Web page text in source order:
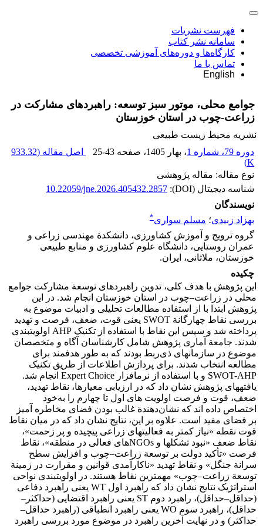
فهرست نشریات
سامانه نشر کتاب
کارگاه‌ها و دوره‌های آموزشی تخصصی
تماس با ما
English
جوامع محلی، موتور سبز توسعه: راهبردهای مشارکت در
زراعت-چوب در استان خوزستان
نشریه محیط زیست طبیعی
دوره 79، شماره 1
، بهار 1405 ، صفحه 25-43 اصل مقاله (933.32
K
)
نوع مقاله: مقاله پژوهشی
شناسه دیجیتال (DOI):
10.22059/jne.2026.405432.2857
نویسندگان
بهزاد زبیدی؛ مسلم سواری*
گروه ترویج و آموزش کشاورزی، دانشکدة مهندسی زراعی و
عمران روستایی، دانشگاه علوم کشاورزی و منابع طبیعی
خوزستان، ملاثانی، ایران.
چکیده
این پژوهش با هدف کلی، تدوین راهبردهای توسعة مشارکت جوامع
محلی در زراعت–چوب در استان خوزستان انجام شد. در این
پژوهش ابتدا با از استفاده مطالعات تحلیلی و ادبیات موضوع به
بررسی نقاط چهارگانة SWOT یعنی قوت، ضعف، فرصت و تهدید
پرداخته شد و سپس این نقاط با استفاده از تکنیک AHP اولویت‏بندی
شدند. جامعة آماری پژوهش شامل کارشناسان آگاه و متخصصان
موضوع در سازمان‏های ذی‌ربط بودند که به‏ طور هدفمند برای
مطالعه انتخاب شدند. برای پردازش اطلاعات از طریق تکنیک
SWOT-AHP و با استفاده از نرم‏افزار Expert Choice‌ انجام شد.
یافته‏های پژوهش نشان داد که در ارزیابی معیارها، نقاط تهدید،
ضعف، قوت و فرصت اولویت‏ های اول تا چهارم را به‌خود
اختصاص داده ‏اند که نشان‌دهندة غالب بودن فضای مخاطره‏ آمیز
بر فضای مفید است. علاوه بر این، نتایج نشان داد که در میان نقاط
قوت نقطه «نیاز کمتر به فعالیت‏های زراعی پیچیده و پر زحمت»،
نقاط ضعف «نبود تشکل‏ها و NGOsهای فعالی در منطقه»، نقاط
فرصت «تأکید دولت بر توسعة زراعت–چوب و افزایش سطح
سرانة جنگل» و نقاط تهدید «ناکارآمدی قوانین و مقرارت در زمینة
توسعة زراعت–چوب» مهم‏ترین نقاط هستند. در اولویت‏بندی نواحی
استراتژیک نتایج نشان داد که راهبرد اول WT یعنی راهبرد دفاعی
(حداقل–حداقل)، راهبرد دوم ST یعنی راهبرد اقتضایی (حداکثر–
حداقل)، راهبرد سوم WO یعنی راهبرد انطباقی (راهبرد حداقل–
حداکثر) و در نهایت آخرین راهبرد در موضوع مورد بررسی راهبرد